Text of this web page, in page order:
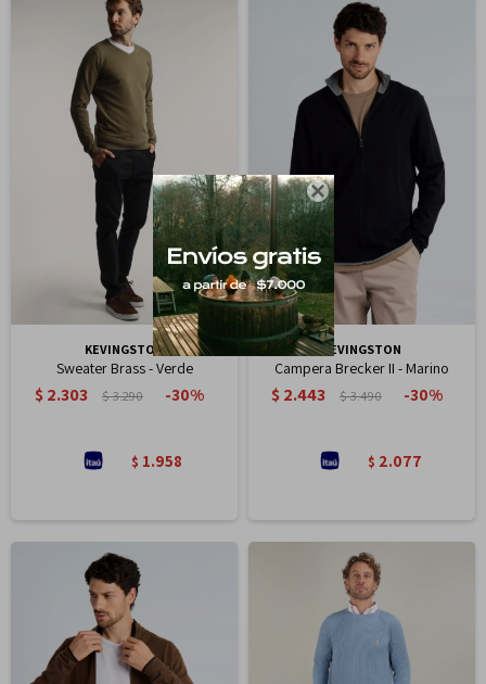

KEVINGSTON
Sweater Brass - Verde
$ 2.303 $3.290 30
$ 1.958
KEVINGSTON
Campera Brecker II - Marino
$ 2.443 $3.490 30
$ 2.077